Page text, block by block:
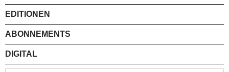
EDITIONEN
ABONNEMENTS
DIGITAL